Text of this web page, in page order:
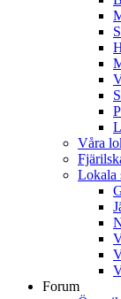
Våra
Lokala
Forum